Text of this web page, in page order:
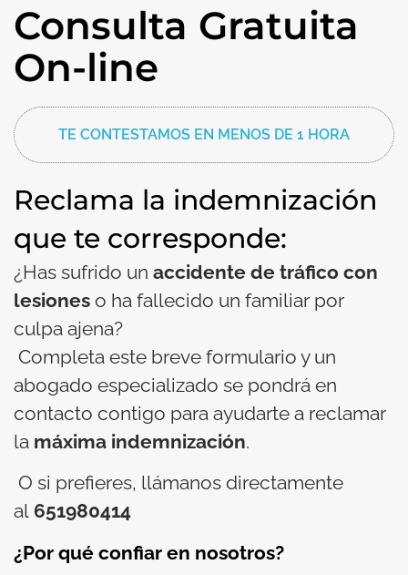
Consulta Gratuita
On-line
TE CONTESTAMOS EN MENOS DE 1 HORA
Reclama la indemnización
que te corresponde:
¿Has sufrido un accidente de tráfico con
lesiones o ha fallecido un familiar por
culpa ajena?
Completa este breve formulario y un
abogado especializado se pondrá en
contacto contigo para ayudarte a reclamar
la máxima indemnización.
O si prefieres, llámanos directamente
al 651980414
¿Por qué confiar en nosotros?